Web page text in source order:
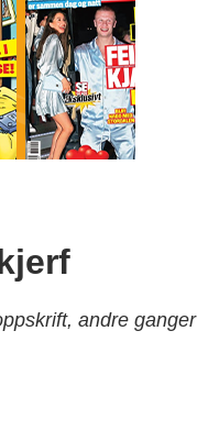
andre ganger